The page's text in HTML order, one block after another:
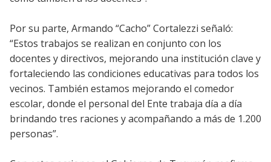
Por su parte, Armando “Cacho” Cortalezzi señaló:
“Estos trabajos se realizan en conjunto con los
docentes y directivos, mejorando una institución clave y
fortaleciendo las condiciones educativas para todos los
vecinos. También estamos mejorando el comedor
escolar, donde el personal del Ente trabaja día a día
brindando tres raciones y acompañando a más de 1.200
personas”.